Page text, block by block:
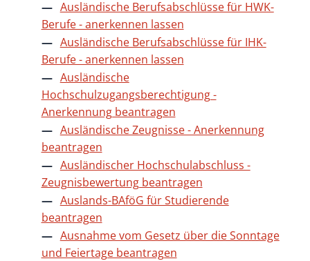
Ausländische Berufsabschlüsse für HWK-
Berufe - anerkennen lassen
Ausländische Berufsabschlüsse für IHK-
Berufe - anerkennen lassen
Ausländische
Hochschulzugangsberechtigung -
Anerkennung beantragen
Ausländische Zeugnisse - Anerkennung
beantragen
Ausländischer Hochschulabschluss -
Zeugnisbewertung beantragen
Auslands-BAföG für Studierende
beantragen
Ausnahme vom Gesetz über die Sonntage
und Feiertage beantragen